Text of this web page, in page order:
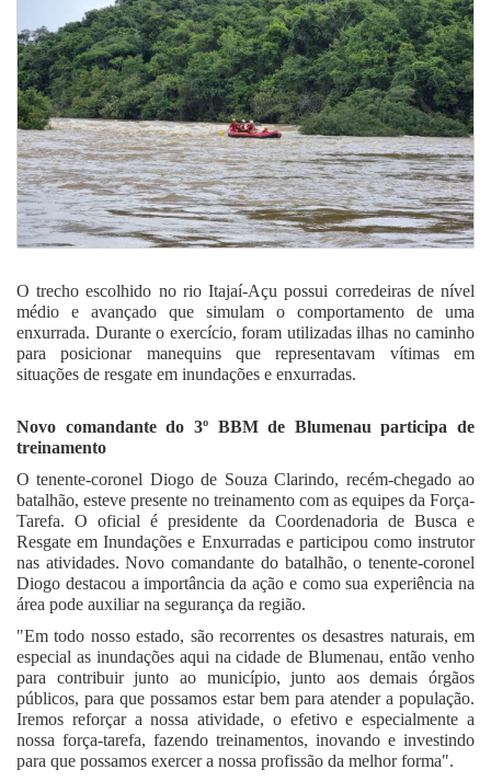
O trecho escolhido no rio Itajaí-Açu possui corredeiras de nível
médio e avançado que simulam o comportamento de uma
enxurrada. Durante o exercício, foram utilizadas ilhas no caminho
para posicionar manequins que representavam vítimas em
situações de resgate em inundações e enxurradas.
Novo comandante do 3º BBM de Blumenau participa de
treinamento
O tenente-coronel Diogo de Souza Clarindo, recém-chegado ao
batalhão, esteve presente no treinamento com as equipes da Força-
Tarefa. O oficial é presidente da Coordenadoria de Busca e
Resgate em Inundações e Enxurradas e participou como instrutor
nas atividades. Novo comandante do batalhão, o tenente-coronel
Diogo destacou a importância da ação e como sua experiência na
área pode auxiliar na segurança da região.
"Em todo nosso estado, são recorrentes os desastres naturais, em
especial as inundações aqui na cidade de Blumenau, então venho
para contribuir junto ao município, junto aos demais órgãos
públicos, para que possamos estar bem para atender a população.
Iremos reforçar a nossa atividade, o efetivo e especialmente a
nossa força-tarefa, fazendo treinamentos, inovando e investindo
para que possamos exercer a nossa profissão da melhor forma".